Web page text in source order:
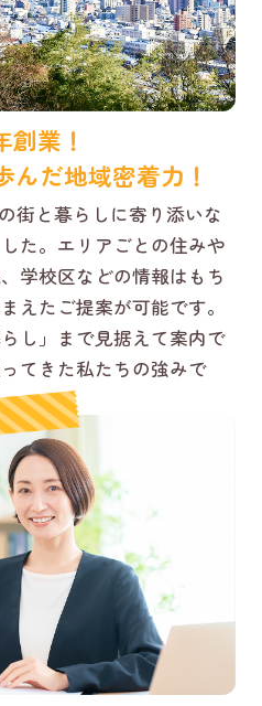
創業！
んだ地域密着力！
街と暮らしに寄り添いな
た。エリアごとの住みや
学校区などの情報はもち
えたご提案が可能です。
し」まで見据えて案内で
てきた私たちの強みで